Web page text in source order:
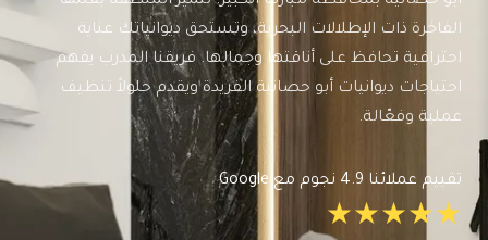
الفاخرة ذات الإطلالات البحرية، وتستحق ديوانياتك عناية
احترافية تحافظ على أناقتها وجمالها. فريقنا المدرب يفهم
احتياجات ديوانيات أبو حصانية الفريدة ويقدم حلولاً تنظيف
عملية وفعّالة.
تقييم عملائنا 4.9 نجوم مع Google
★★★★★